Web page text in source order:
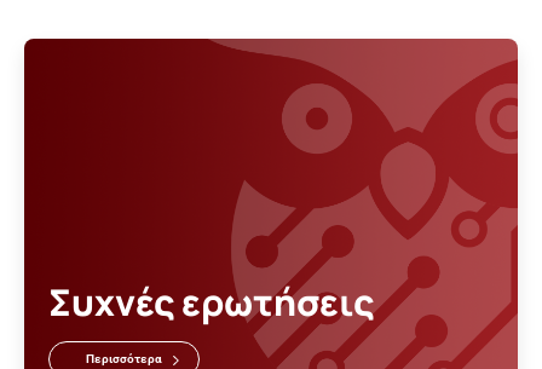
Συχνές ερωτήσεις
Περισσότερα